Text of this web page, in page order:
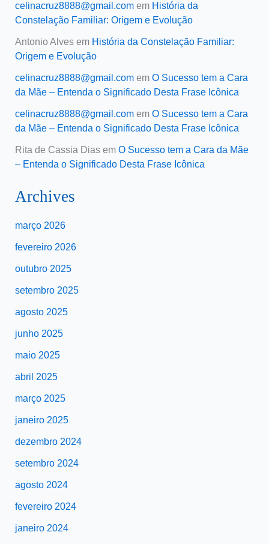
celinacruz8888@gmail.comem História da
Constelação Familiar: Origem e Evolução
Antonio Alvesem História da Constelação Familiar:
Origem e Evolução
celinacruz8888@gmail.comem O Sucesso tem a Cara
da Mãe – Entenda o Significado Desta Frase Icônica
celinacruz8888@gmail.comem O Sucesso tem a Cara
da Mãe – Entenda o Significado Desta Frase Icônica
Rita de Cassia Diasem O Sucesso tem a Cara da Mãe
– Entenda o Significado Desta Frase Icônica
Archives
março 2026
fevereiro 2026
outubro 2025
setembro 2025
agosto 2025
junho 2025
maio 2025
abril 2025
março 2025
janeiro 2025
dezembro 2024
setembro 2024
agosto 2024
fevereiro 2024
janeiro 2024